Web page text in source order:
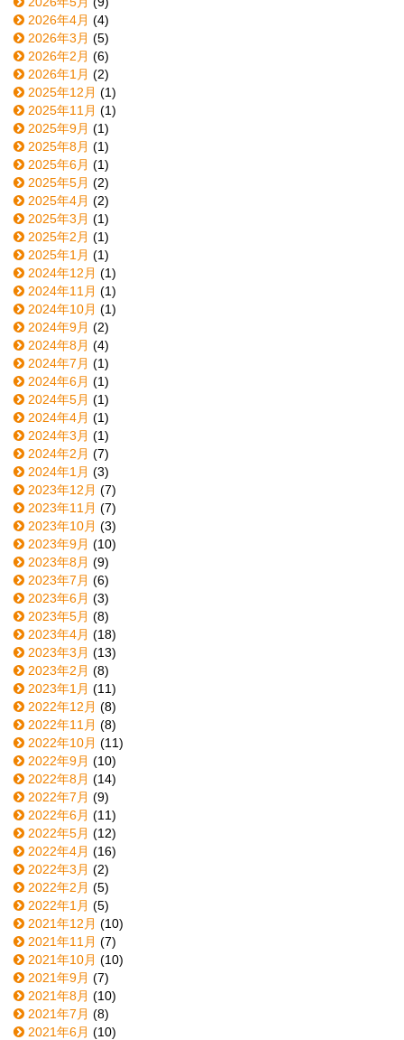
2026年4月 (4)
2026年3月 (5)
2026年2月 (6)
2026年1月 (2)
2025年12月 (1)
2025年11月 (1)
2025年9月 (1)
2025年8月 (1)
2025年6月 (1)
2025年5月 (2)
2025年4月 (2)
2025年3月 (1)
2025年2月 (1)
2025年1月 (1)
2024年12月 (1)
2024年11月 (1)
2024年10月 (1)
2024年9月 (2)
2024年8月 (4)
2024年7月 (1)
2024年6月 (1)
2024年5月 (1)
2024年4月 (1)
2024年3月 (1)
2024年2月 (7)
2024年1月 (3)
2023年12月 (7)
2023年11月 (7)
2023年10月 (3)
2023年9月 (10)
2023年8月 (9)
2023年7月 (6)
2023年6月 (3)
2023年5月 (8)
2023年4月 (18)
2023年3月 (13)
2023年2月 (8)
2023年1月 (11)
2022年12月 (8)
2022年11月 (8)
2022年10月 (11)
2022年9月 (10)
2022年8月 (14)
2022年7月 (9)
2022年6月 (11)
2022年5月 (12)
2022年4月 (16)
2022年3月 (2)
2022年2月 (5)
2022年1月 (5)
2021年12月 (10)
2021年11月 (7)
2021年10月 (10)
2021年9月 (7)
2021年8月 (10)
2021年7月 (8)
2021年6月 (10)